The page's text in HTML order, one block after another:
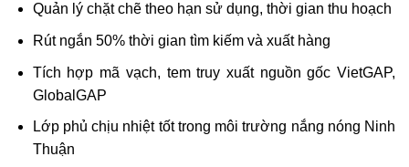
Quản lý chặt chẽ theo hạn sử dụng, thời gian thu hoạch
Rút ngắn 50% thời gian tìm kiếm và xuất hàng
Tích hợp mã vạch, tem truy xuất nguồn gốc VietGAP,
GlobalGAP
Lớp phủ chịu nhiệt tốt trong môi trường nắng nóng Ninh
Thuận